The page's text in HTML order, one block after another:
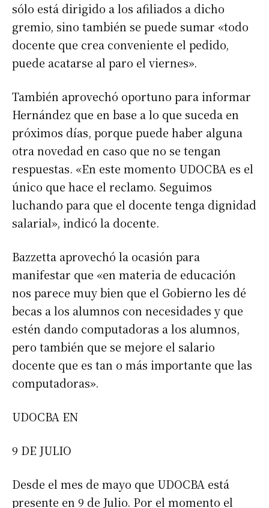
sólo está dirigido a los afiliados a dicho
gremio, sino también se puede sumar «todo
docente que crea conveniente el pedido,
puede acatarse al paro el viernes».
También aprovechó oportuno para informar
Hernández que en base a lo que suceda en
próximos días, porque puede haber alguna
otra novedad en caso que no se tengan
respuestas. «En este momento UDOCBA es el
único que hace el reclamo. Seguimos
luchando para que el docente tenga dignidad
salarial», indicó la docente.
Bazzetta aprovechó la ocasión para
manifestar que «en materia de educación
nos parece muy bien que el Gobierno les dé
becas a los alumnos con necesidades y que
estén dando computadoras a los alumnos,
pero también que se mejore el salario
docente que es tan o más importante que las
computadoras».
UDOCBA EN
9 DE JULIO
Desde el mes de mayo que UDOCBA está
presente en 9 de Julio. Por el momento el